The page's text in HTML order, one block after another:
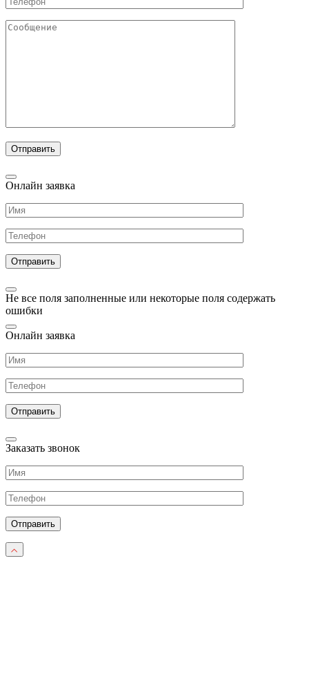
Онлайн заявка
Не все поля заполненные или некоторые поля содержать
ошибки
Онлайн заявка
Заказать звонок